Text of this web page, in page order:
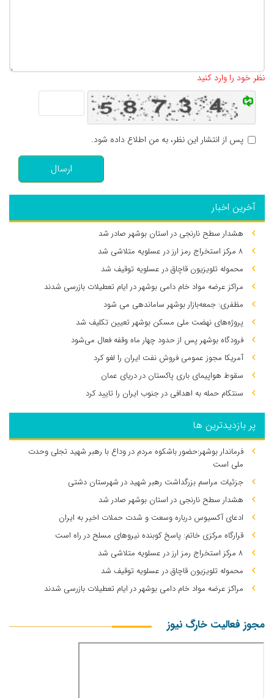
نظر خود را وارد کنید
پس از انتشار این نظر، به من اطلاع داده شود.
ارسال
آخرین اخبار
هشدار سطح نارنجی در استان بوشهر صادر شد
۸ مرکز استخراج رمز ارز در عسلویه متلاشی شد
محموله تلویزیون قاچاق در عسلویه توقیف شد
مراکز عرضه مواد خام دامی بوشهر در ایام تعطیلات بازرسی شدند
مظفری: جمعه‌بازار بوشهر ساماندهی می‌ شود
پروژه‌های نهضت ملی مسکن بوشهر تعیین تکلیف شد
فرودگاه بوشهر پس از حدود چهار ماه وقفه فعال می‌شود
آمریکا مجوز عمومی فروش نفت ایران را لغو کرد
سقوط هواپیمای باری پاکستان در دریای عمان
سنتکام حمله به اهدافی در جنوب ایران را تایید کرد
پر بازدیدترین ها
فرماندار بوشهر:حضور باشکوه مردم در وداع با رهبر شهید تجلی وحدت
ملی است
جزئیات مراسم بزرگداشت رهبر شهید در شهرستان دشتی
هشدار سطح نارنجی در استان بوشهر صادر شد
ادعای آکسیوس درباره وسعت و شدت حملات اخیر به ایران
قرارگاه مرکزی خاتم: پاسخ کوبنده نیروهای مسلح در راه است
۸ مرکز استخراج رمز ارز در عسلویه متلاشی شد
محموله تلویزیون قاچاق در عسلویه توقیف شد
مراکز عرضه مواد خام دامی بوشهر در ایام تعطیلات بازرسی شدند
مجوز فعالیت خارگ نیوز